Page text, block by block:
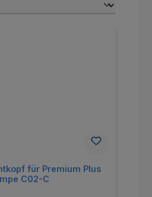
für Premium Plus
C02-C